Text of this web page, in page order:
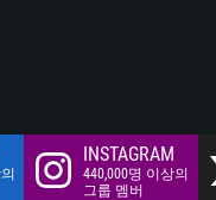
INSTAGRAM
440,000명 이상의
그룹 멤버